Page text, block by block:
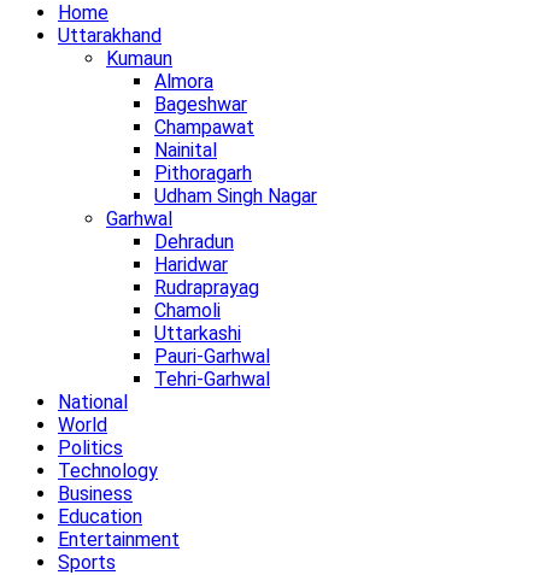
Home
Uttarakhand
Kumaun
Almora
Bageshwar
Champawat
Nainital
Pithoragarh
Udham Singh Nagar
Garhwal
Dehradun
Haridwar
Rudraprayag
Chamoli
Uttarkashi
Pauri-Garhwal
Tehri-Garhwal
National
World
Politics
Technology
Business
Education
Entertainment
Sports